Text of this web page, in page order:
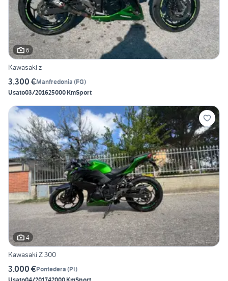
6
Kawasaki z
3.300 €Manfredonia (FG)
Usato03/201625000 KmSport
4
Kawasaki Z 300
3.000 €Pontedera (PI)